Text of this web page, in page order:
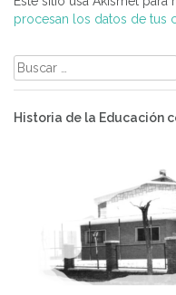
procesan los datos de tus
Buscar:
Historia de la Educación